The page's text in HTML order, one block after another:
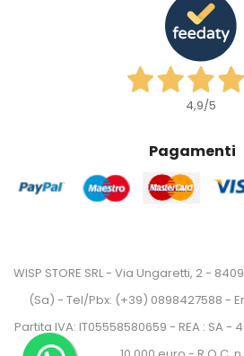
4,9/5
Pagamenti
WISP STORE SRL - Via Ungaretti, 2 -
(Sa) - Tel/Pbx: (+39) 0898427588 -
Partita IVA: IT05558580659 - REA : SA -